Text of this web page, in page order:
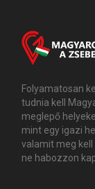
Folyamatosan
tudnia kell
meglepő
mint egy igazi
valamit meg
ne habozzon